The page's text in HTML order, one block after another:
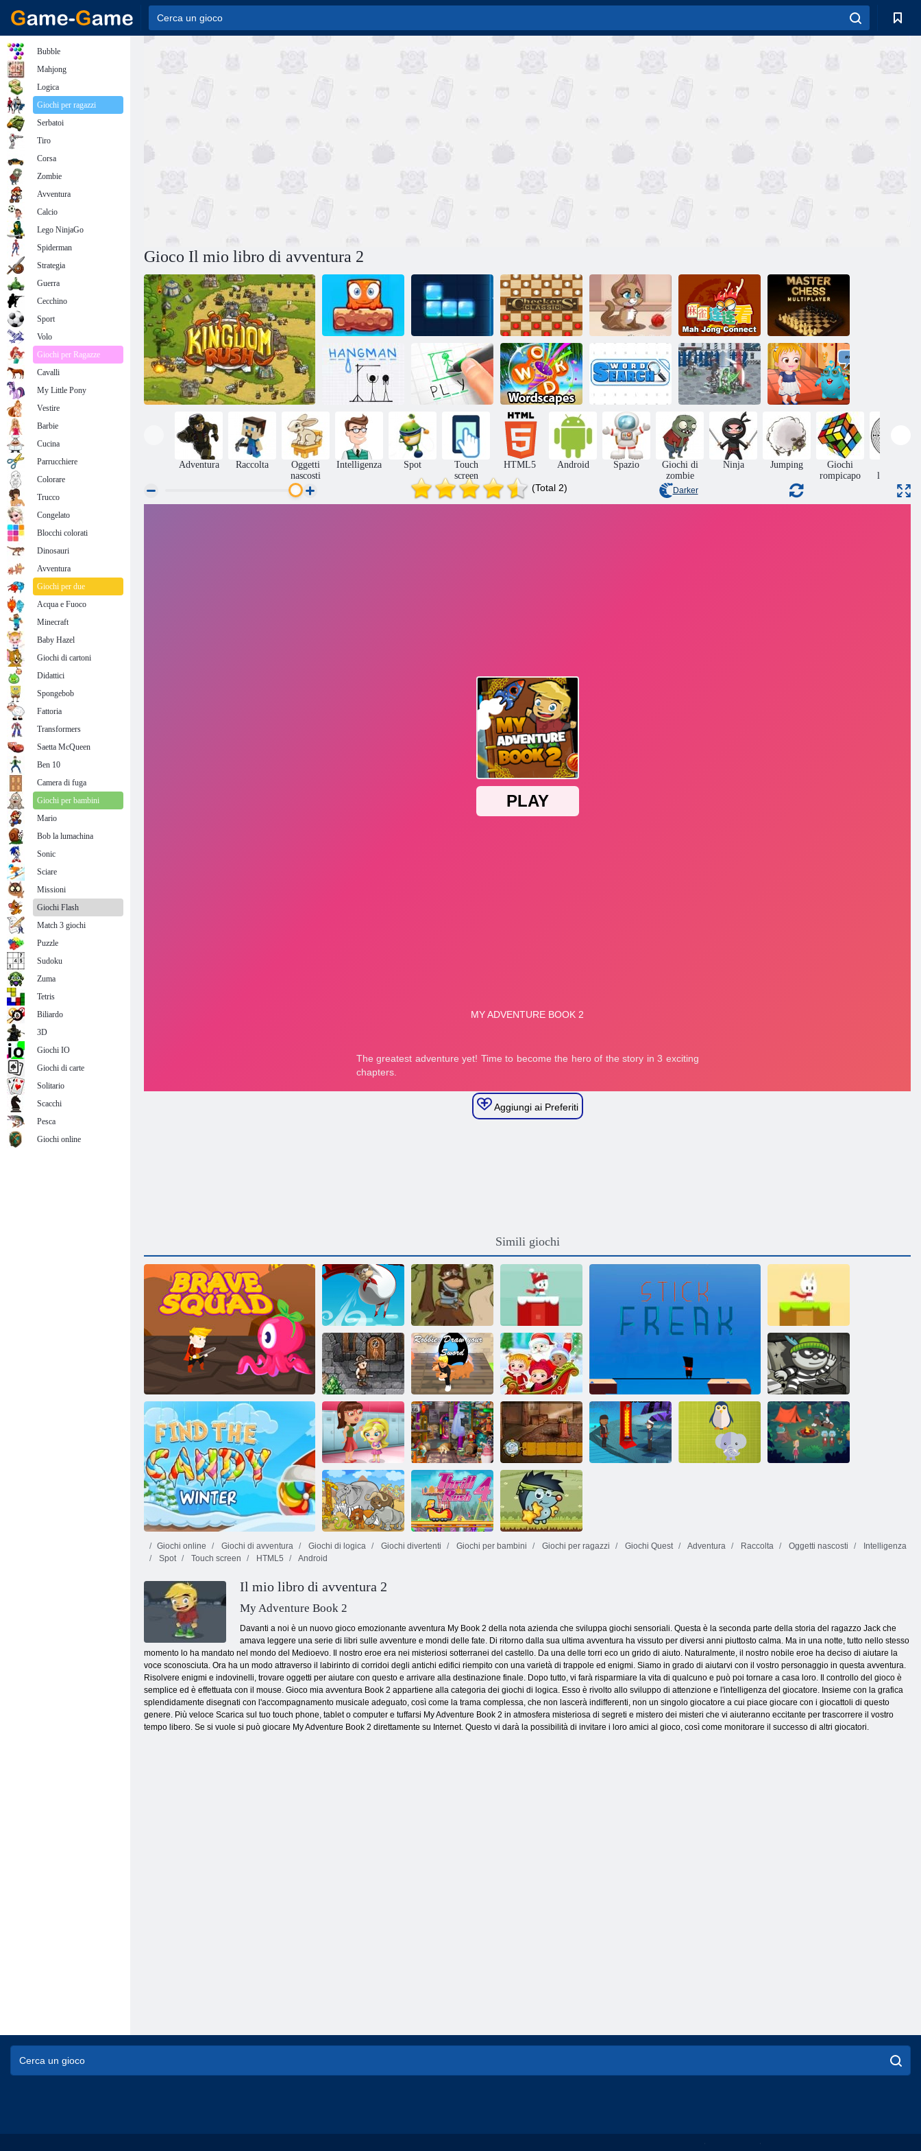
Gioco Il mio libro di avventura 2
Mondiale Misto:
Weekend
Tetra Dama: Classic Kitty Bolle
Mahjong
Connect
Master
Multiplayer di
scacchi
Boia Boia Wordscapes Ricerca di parole Feudalesimo 3
Baby Hazel
Alien amico
Adventura Raccolta
Oggetti
nascosti
Intelligenza Spot
Touch
screen
HTML5 Android Spazio
Giochi di
zombie
Ninja Jumping
Giochi
rompicapo
labirinto
(Total 2) Darker
Aggiungi ai Preferiti
Simili giochi
Coraggioso Squad
Pompino Stray Cavaliere
Snowball
Christmas World
Snowball
mondo
RPG tascabile
Robbie: disegna
la tua spada
Find The Candy: Inverno
Baby Hazel
Sorpresa di
Natale
Bob il ladro H5
Scuola di gioco
Slacking
Piccolo negozio
di tesori
Gli Spiriti di
Kelley Famiglia
differenze
Giochi online Giochi di avventura Giochi di logica Giochi divertenti Giochi per bambini Giochi per ragazzi Giochi Quest Adventura Raccolta Oggetti nascosti
Intelligenza
Spot
Touch screen HTML5 Android
Il mio libro di avventura 2
My Adventure Book 2
Davanti a noi è un nuovo gioco emozionante avventura My Book 2 della nota azienda che sviluppa giochi sensoriali. Questa è la seconda parte della storia del ragazzo Jack che
amava leggere una serie di libri sulle avventure e mondi delle fate. Di ritorno dalla sua ultima avventura ha vissuto per diversi anni piuttosto calma. Ma in una notte, tutto nello stesso
momento lo ha mandato nel mondo del Medioevo. Il nostro eroe era nei misteriosi sotterranei del castello. Da una delle torri eco un grido di aiuto. Naturalmente, il nostro nobile eroe ha deciso di aiutare la
voce sconosciuta. Ora ha un modo attraverso il labirinto di corridoi degli antichi edifici riempito con una varietà di trappole ed enigmi. Siamo in grado di aiutarvi con il vostro personaggio in questa avventura.
Risolvere enigmi e indovinelli, trovare oggetti per aiutare con questo e arrivare alla destinazione finale. Dopo tutto, vi farà risparmiare la vita di qualcuno e può poi tornare a casa loro. Il controllo del gioco è
semplice ed è effettuata con il mouse. Gioco mia avventura Book 2 appartiene alla categoria dei giochi di logica. Esso è rivolto allo sviluppo di attenzione e l'intelligenza del giocatore. Insieme con la grafica
splendidamente disegnati con l'accompagnamento musicale adeguato, così come la trama complessa, che non lascerà indifferenti, non un singolo giocatore a cui piace giocare con i giocattoli di questo
genere. Più veloce Scarica sul tuo touch phone, tablet o computer e tuffarsi My Adventure Book 2 in atmosfera misteriosa di segreti e mistero dei misteri che vi aiuteranno eccitante per trascorrere il vostro
tempo libero. Se si vuole si può giocare My Adventure Book 2 direttamente su Internet. Questo vi darà la possibilità di invitare i loro amici al gioco, così come monitorare il successo di altri giocatori.
Bubble
Mahjong
Logica
Giochi per ragazzi
Serbatoi
Tiro
Corsa
Zombie
Avventura
Calcio
Lego NinjaGo
Spiderman
Strategia
Guerra
Cecchino
Sport
Volo
Giochi per Ragazze
Cavalli
My Little Pony
Vestire
Barbie
Cucina
Parrucchiere
Colorare
Trucco
Congelato
Blocchi colorati
Dinosauri
Avventura
Giochi per due
Acqua e Fuoco
Minecraft
Baby Hazel
Giochi di cartoni
Didattici
Spongebob
Fattoria
Transformers
Saetta McQueen
Ben 10
Camera di fuga
Giochi per bambini
Mario
Bob la lumachina
Sonic
Sciare
Missioni
Giochi Flash
Match 3 giochi
Puzzle
Sudoku
Zuma
Tetris
Biliardo
3D
Giochi IO
Giochi di carte
Solitario
Scacchi
Pesca
Giochi online